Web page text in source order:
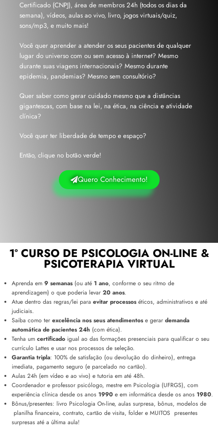
Certificado (CNPJ), área de membros 24h (todos os dias da
semana), vídeos, aulas ao vivo, livro, jogos virtuais/quiz,
sons/mp3, e muito mais!
Você quer aprender a atender os seus pacientes de qualquer
lugar do universo com ou sem acesso à internet? Mesmo
durante suas viagens internacionais? Mesmo durante
epidemia, pandemias? Mesmo sem consultório?
Quer saber como gerar cuidado mesmo que a distâncias
gigantescas, com base na lei, na ética, na ciência e atividade
clínica?
Você quer ter liberdade de tempo e espaço?
Então, clique no botão verde!
Quero Conhecimento!
1º CURSO DE PSICOLOGIA ON-LINE &
PSICOTERAPIA VIRTUAL
Aprenda em 9 semanas(ou até 1 ano, conforme o seu ritmo de
aprendizagem) o que poderia levar 20 anos.
Atue dentro das regras/lei para evitar processoséticos, administrativos e até
judiciais.
Saiba como ter excelência nos seus atendimentose gerar demanda
automática de pacientes 24h (com ética).
Tenha um certificado igual ao das formações presenciais para qualificar o seu
currículo Lattes e usar nos processos de seleção.
Garantia tripla: 100% de satisfação (ou devolução do dinheiro), entrega
imediata, pagamento seguro (e parcelado no cartão).
Aulas 24h (em vídeo e ao vivo) e tutoria em até 48h.
Coordenador e professor psicólogo, mestre em Psicologia (UFRGS), com
experiência clínica desde os anos 1990e em informática desde os anos 1980.
Bônus/presentes: livro Psicologia On-line, aulas surpresa, bônus, modelos de
planilha financeira, contrato, cartão de visita, folder e MUITOS presentes
surpresas até a última aula!